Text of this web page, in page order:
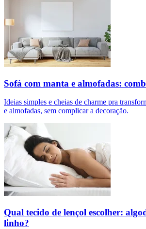
Sofá com manta e almofadas:
Ideias simples e cheias de charme pra
e almofadas, sem complicar a decoração.
Qual tecido de lençol escolher:
linho?